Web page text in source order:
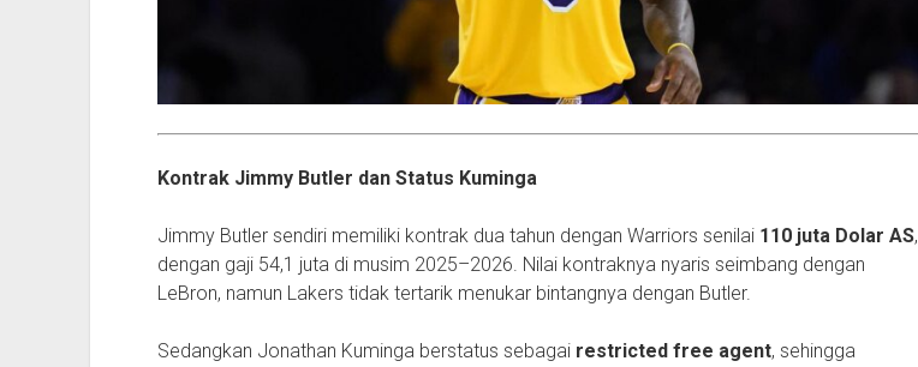
Kontrak Jimmy Butler dan Status Kuminga
Jimmy Butler sendiri memiliki kontrak dua tahun dengan Warriors senilai 110 juta Dolar AS,
dengan gaji 54,1 juta di musim 2025–2026. Nilai kontraknya nyaris seimbang dengan
LeBron, namun Lakers tidak tertarik menukar bintangnya dengan Butler.
Sedangkan Jonathan Kuminga berstatus sebagai restricted free agent, sehingga